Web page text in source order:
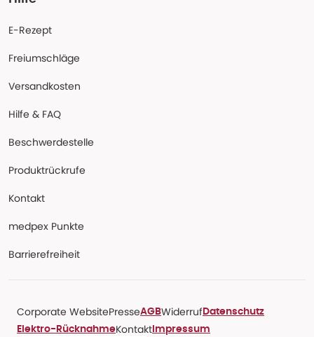
E-Rezept
Freiumschläge
Versandkosten
Hilfe & FAQ
Beschwerdestelle
Produktrückrufe
Kontakt
medpex Punkte
Barrierefreiheit
Corporate WebsitePresseAGBWiderruf Datenschutz
Elektro-RücknahmeKontakt Impressum